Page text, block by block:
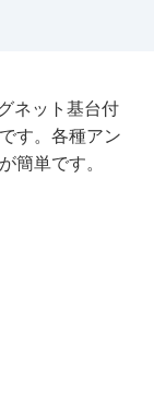
ネット基台付
す。各種アン
簡単です。